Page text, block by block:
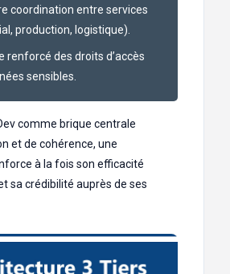
coordination entre services
production, logistique).
renforcé des droits d’accès
sensibles.
comme brique centrale
et de cohérence, une
à la fois son efficacité
sa crédibilité auprès de ses